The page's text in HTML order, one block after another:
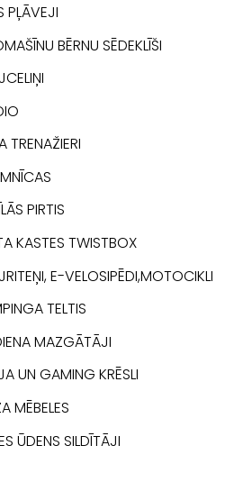
PĻĀVEJI
BĒRNU SĒDEKLĪŠI
TRENAŽIERI
PIRTIS
KASTES TWISTBOX
E-VELOSIPĒDI,MOTOCIKLI
TELTIS
MAZGĀTĀJI
UN GAMING KRĒSLI
MĒBELES
ŪDENS SILDĪTĀJI